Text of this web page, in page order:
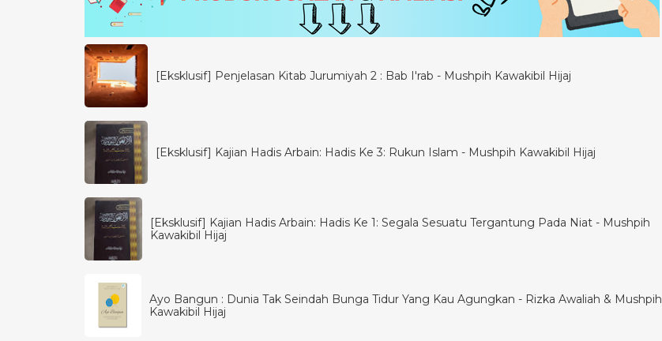
[Eksklusif] Penjelasan Kitab Jurumiyah 2 : Bab I'rab - Mushpih Kawakibil Hijaj
[Eksklusif] Kajian Hadis Arbain: Hadis Ke 3: Rukun Islam - Mushpih Kawakibil Hijaj
[Eksklusif] Kajian Hadis Arbain: Hadis Ke 1: Segala Sesuatu Tergantung Pada Niat - Mushpih
Kawakibil Hijaj
Ayo Bangun : Dunia Tak Seindah Bunga Tidur Yang Kau Agungkan - Rizka Awaliah & Mushpih
Kawakibil Hijaj